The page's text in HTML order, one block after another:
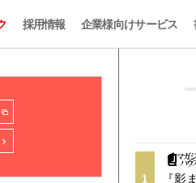
採用情報 企業様向けサービス
1 『影